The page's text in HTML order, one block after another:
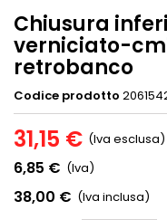
Chiusura
verniciato-
retrobanco
Codice prodotto
31,15 € (Iva esclusa)
6,85 € (Iva)
38,00 € (Iva inclusa)